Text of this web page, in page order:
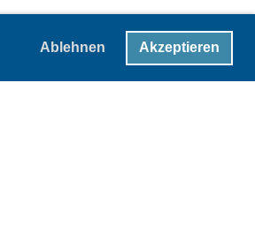
Ablehnen Akzeptieren